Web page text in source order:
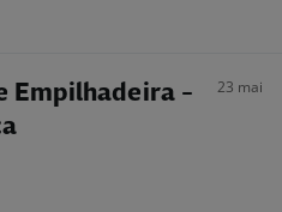
Empilhadeira -
23 mai